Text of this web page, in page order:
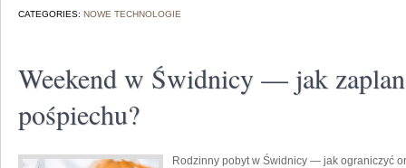
CATEGORIES: NOWE TECHNOLOGIE
Weekend w Świdnicy — jak
pośpiechu?
Rodzinny pobyt w Świdnicy — jak ograniczyć